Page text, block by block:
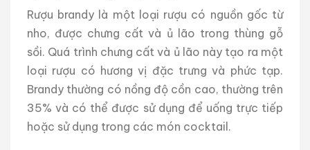
Rượu brandy là một loại rượu có nguồn gốc từ
nho, được chưng cất và ủ lão trong thùng gỗ
sồi. Quá trình chưng cất và ủ lão này tạo ra một
loại rượu có hương vị đặc trưng và phức tạp.
Brandy thường có nồng độ cồn cao, thường trên
35% và có thể được sử dụng để uống trực tiếp
hoặc sử dụng trong các món cocktail.